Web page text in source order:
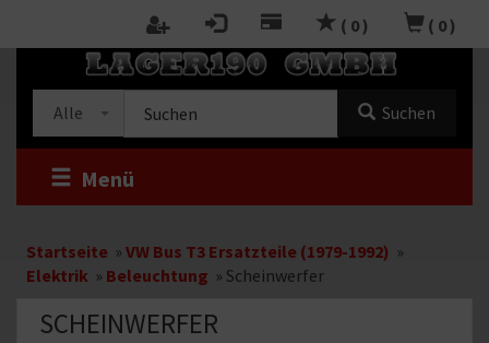
( 0 ) ( 0 )
Alle
Shop
Suchen
Menü
Startseite » VW Bus T3 Ersatzteile (1979-1992) »
Elektrik » Beleuchtung » Scheinwerfer
SCHEINWERFER